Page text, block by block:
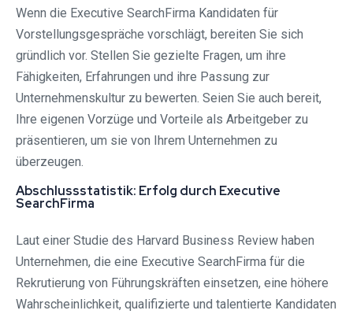
Wenn die Executive SearchFirma Kandidaten für
Vorstellungsgespräche vorschlägt, bereiten Sie sich
gründlich vor. Stellen Sie gezielte Fragen, um ihre
Fähigkeiten, Erfahrungen und ihre Passung zur
Unternehmenskultur zu bewerten. Seien Sie auch bereit,
Ihre eigenen Vorzüge und Vorteile als Arbeitgeber zu
präsentieren, um sie von Ihrem Unternehmen zu
überzeugen.
Abschlussstatistik: Erfolg durch Executive
SearchFirma
Laut einer Studie des Harvard Business Review haben
Unternehmen, die eine Executive SearchFirma für die
Rekrutierung von Führungskräften einsetzen, eine höhere
Wahrscheinlichkeit, qualifizierte und talentierte Kandidaten